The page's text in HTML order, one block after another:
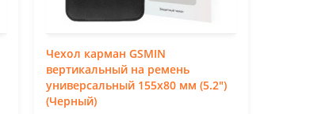
Чехол карман GSMIN
вертикальный на ремень
универсальный 155x80 мм (5.2")
(Черный)